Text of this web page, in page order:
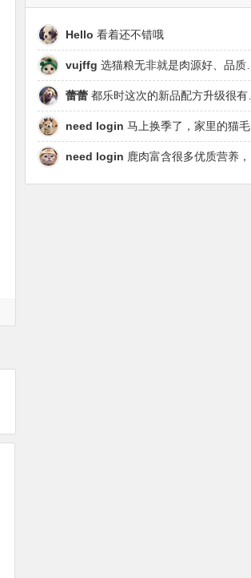
Hello 看着还不错哦
vujffg 选猫粮无非就是肉源好、品质好、工艺好，都乐时磷虾鹿肉烘焙粮真的可以闭眼冲了！
蕾蕾 都乐时这次的新品配方升级很有针对性，从原料溯源到营养配比都踩中了当下高端市场的需求点，期待后续的区域代理政策。
need login 马上换季了，家里的猫毛又要多起来了……太需要像都乐时这种28天就能改善毛发的产品！
need login 鹿肉富含很多优质营养，磷虾油对毛发改善也很明显，都乐时太懂铲屎官想要什么了